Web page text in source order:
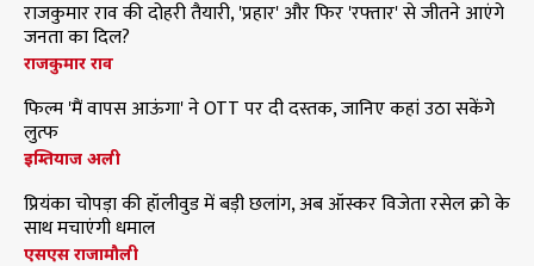
राजकुमार राव की दोहरी तैयारी, 'प्रहार' और फिर 'रफ्तार' से जीतने आएंगे
जनता का दिल?
राजकुमार राव
फिल्म 'मैं वापस आऊंगा' ने OTT पर दी दस्तक, जानिए कहां उठा सकेंगे
लुत्फ
इम्तियाज अली
प्रियंका चोपड़ा की हॉलीवुड में बड़ी छलांग, अब ऑस्कर विजेता रसेल क्रो के
साथ मचाएंगी धमाल
एसएस राजामौली